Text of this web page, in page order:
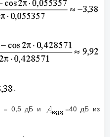
.
= 0,5 дБ и
=40 дБ из